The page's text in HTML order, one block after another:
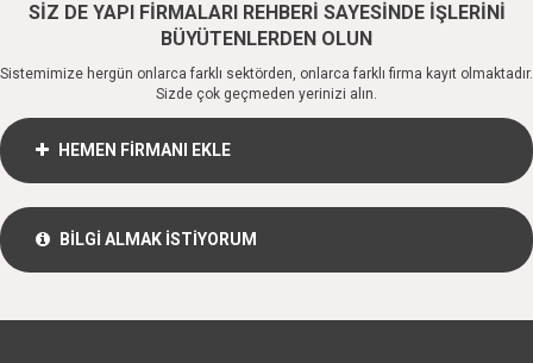
SİZ DE YAPI FİRMALARI REHBERİ SAYESİNDE İŞLERİNİ
BÜYÜTENLERDEN OLUN
Sistemimize hergün onlarca farklı sektörden, onlarca farklı firma kayıt olmaktadır.
Sizde çok geçmeden yerinizi alın.
HEMEN FİRMANI EKLE
BİLGİ ALMAK İSTİYORUM